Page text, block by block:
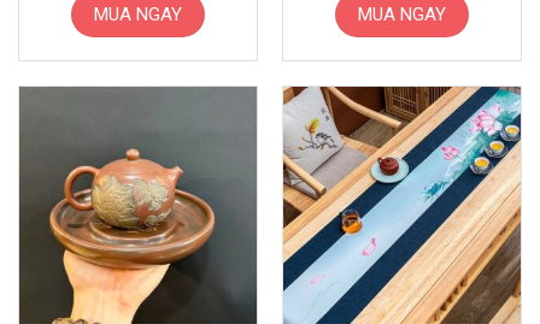
MUA NGAY MUA NGAY